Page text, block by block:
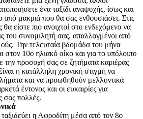
ένα ταξίδι αναψυχής, ίσως και
από μακριά που θα σας ενθουσιάσει. Στις
είστε πιο ανοιχτοί στο ενδεχόμενο να
του συνομιλητή σας, απαλλαγμένοι από
Την τελευταία βδομάδα του μήνα
στον 10ο ηλιακό οίκο και για το υπόλοιπο
την προσοχή σας σε ζητήματα καριέρας
η κατάλληλη χρονική στιγμή να
και να προωθηθούν μελλοντικά
έντονος και οι ευκαιρίες για
σας πολλές.
η Αφροδίτη μέσα από τον 8ο